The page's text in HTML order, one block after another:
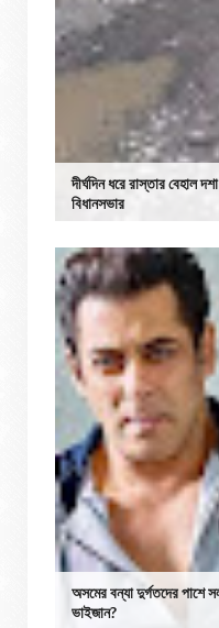
দীর্ঘদিন ধরে রাস্তার বেহাল
বিধানসভার
অসমের বন্যা দুর্গতদের পাশে
ভাইজান?